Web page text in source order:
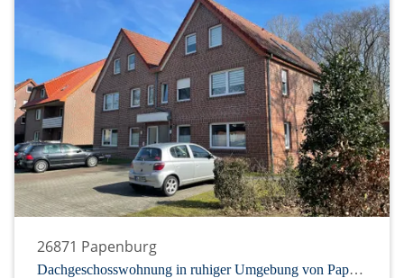
26871 Papenburg
Dachgeschosswohnung in ruhiger Umgebung von Papenburg-Obenende